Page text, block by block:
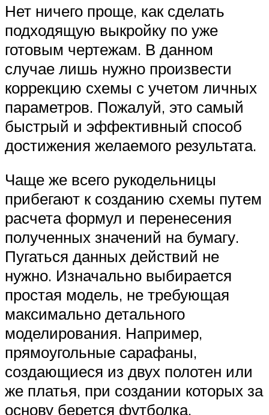
Нет ничего проще, как сделать
подходящую выкройку по уже
готовым чертежам. В данном
случае лишь нужно произвести
коррекцию схемы с учетом личных
параметров. Пожалуй, это самый
быстрый и эффективный способ
достижения желаемого результата.
Чаще же всего рукодельницы
прибегают к созданию схемы путем
расчета формул и перенесения
полученных значений на бумагу.
Пугаться данных действий не
нужно. Изначально выбирается
простая модель, не требующая
максимально детального
моделирования. Например,
прямоугольные сарафаны,
создающиеся из двух полотен или
же платья, при создании которых за
основу берется футболка.